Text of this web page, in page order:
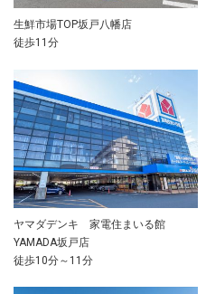
生鮮市場TOP坂戸八幡店
徒歩11分
ヤマダデンキ 家電住まいる館
YAMADA坂戸店
徒歩10分～11分